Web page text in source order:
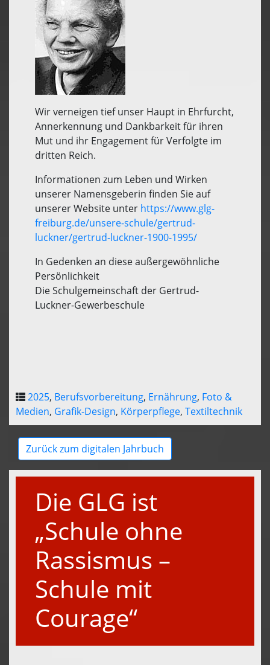
Wir verneigen tief unser Haupt in Ehrfurcht,
Annerkennung und Dankbarkeit für ihren
Mut und ihr Engagement für Verfolgte im
dritten Reich.
Informationen zum Leben und Wirken
unserer Namensgeberin finden Sie auf
unserer Website unter https://www.glg-
freiburg.de/unsere-schule/gertrud-
luckner/gertrud-luckner-1900-1995/
In Gedenken an diese außergewöhnliche
Persönlichkeit
Die Schulgemeinschaft der Gertrud-
Luckner-Gewerbeschule
2025, Berufsvorbereitung, Ernährung, Foto &
Medien, Grafik-Design, Körperpflege, Textiltechnik
Zurück zum digitalen Jahrbuch
Die GLG ist
„Schule ohne
Rassismus –
Schule mit
Courage“